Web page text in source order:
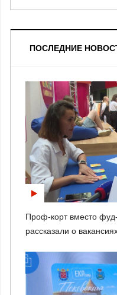
ПОСЛЕДНИЕ
Проф-корт вместо
рассказали о вакансиях